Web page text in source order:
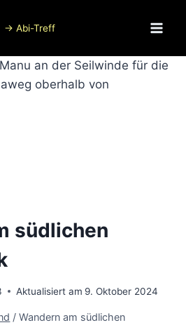
→ Abi-Treff
südlichen
Aktualisiert am 9. Oktober 2024
/ Wandern am südlichen